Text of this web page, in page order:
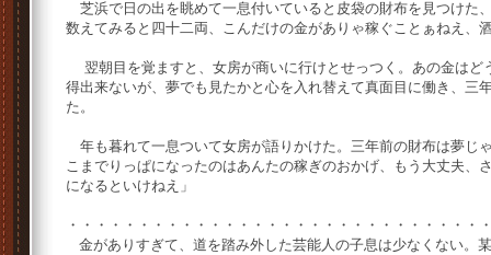
芝浜で日の出を眺めて一息付いていると皮袋の財布を見つけた
数えてみると四十二両、こんだけの金がありゃ稼ぐことぁねえ、
翌朝目を覚ますと、女房が商いに行けとせっつく。あの金は
得出来ないが、夢でも見たかと心を入れ替えて真面目に働き、三
た。
年も暮れて一息ついて女房が語りかけた。三年前の財布は夢じ
こまでりっぱになったのはあんたの稼ぎのおかげ、もう大丈夫
になるといけねえ」
・・・・・・・・・・・・・・・・・・・・・・・・・・・・
金がありすぎて、道を踏み外した芸能人の子息は少なくない。